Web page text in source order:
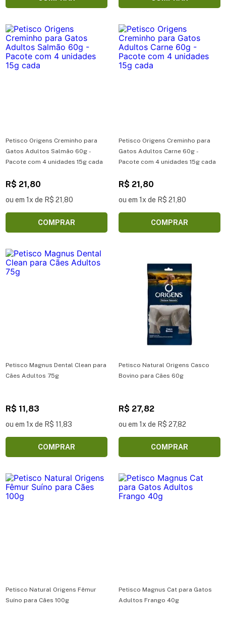
Petisco Origens Creminho para
Gatos Adultos Salmão 60g -
Pacote com 4 unidades 15g cada
R$ 21,80
ou em 1x de R$ 21,80
COMPRAR
Petisco Origens Creminho para
Gatos Adultos Carne 60g -
Pacote com 4 unidades 15g cada
R$ 21,80
ou em 1x de R$ 21,80
COMPRAR
Petisco Magnus Dental Clean para
Cães Adultos 75g
R$ 11,83
ou em 1x de R$ 11,83
COMPRAR
Petisco Natural Origens Casco
Bovino para Cães 60g
R$ 27,82
ou em 1x de R$ 27,82
COMPRAR
Petisco Natural Origens Fêmur
Suíno para Cães 100g
Petisco Magnus Cat para Gatos
Adultos Frango 40g